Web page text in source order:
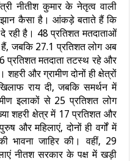
नीतीश कुमार के नेतृत्व वाली
कैसा है। आंकड़े बताते हैं कि
दे रही है। 48 प्रतिशत मतदाताओं
जबकि 27.1 प्रतिशत लोग अब
प्रतिशत मतदाता तटस्थ रहे और
और ग्रामीण दोनों ही क्षेत्रों
राय दी, जबकि समर्थन में
इलाकों से 25 प्रतिशत लोग
शहरी क्षेत्र में 17 प्रतिशत और
और महिलाएं, दोनों ही वर्गों में
भावना जाहिर की। वहीं, 29
नीतश सरकार के पक्ष में खड़ी